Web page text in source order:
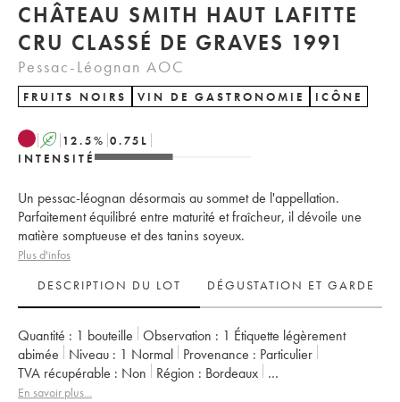
CHÂTEAU SMITH HAUT LAFITTE
CRU CLASSÉ DE GRAVES 1991
Pessac-Léognan AOC
FRUITS NOIRS VIN DE GASTRONOMIE ICÔNE
A 12.5% 0.75 L
INTENSITÉ
Un pessac-léognan désormais au sommet de l'appellation.
Parfaitement équilibré entre maturité et fraîcheur, il dévoile une
matière somptueuse et des tanins soyeux.
Plus d'infos
DESCRIPTION DU LOT
DÉGUSTATION ET GARDE
Quantité : 1 bouteille Observation : 1 Étiquette légèrement
abimée
Niveau : 1 Normal Provenance : particulier
TVA récupérable :
non Région :
Bordeaux
Appellation :
En savoir plus...